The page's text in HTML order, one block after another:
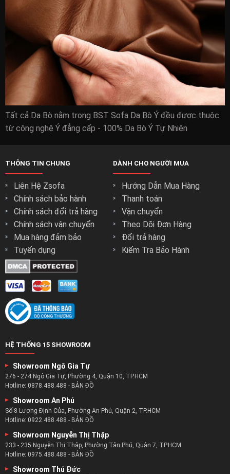
Mua sofa da bò nhập khẩu chất lượng cao cho
phòng khách:
khách được những người thợ tốt nhất của zSofa thiết kế
Là doanh nghiệp sử dụng những nguyên vật liệu cao cấp
nhất từ những nguồn cung cấp uy tín.
Đây là sự đảm bảo cho sản phẩm của zSofa có độ bền và
chất lượng đến từng chi tiết nhỏ nhất để khách hàng an
tâm.
Với những phương pháp làm sofa da bò nhập khẩu tiên tiến
và hiệu quả nhất để tăng chất lượng cho ghế.
Kết hợp với đó là hệ thống máy móc hiện đại với năng suất
và độ chính xác cao trong mọi khâu.
Đảm bảo tạo nên cho khách hàng những sản phẩm ghế
sofa chất lượng nhất.
và kĩ năng được đào tạo để làm những bộ ghế sofa cho
Khi đó bất cứ chiếc sofa da bò nhập khẩu nào khách hàng
chọn tại zSofa thì yếu tố chất lượng cũng luôn được đảm
bảo.
Tất cả Da Bò nằm trong BST Sofa Da Bò Ý đều được thuộc
từ công nghệ Ý đẳng cấp - 100% Da Bò Ý Tự Nhiên
THÔNG TIN CHUNG
Liên Hệ Zsofa
Chính sách bảo hành
Chính sách đổi trả hàng
Chính sách vận chuyển
Mua hàng đảm bảo
Tuyển dụng
DÀNH CHO NGƯỜI MUA
Hướng Dẫn Mua Hàng
Thanh toán
Vận chuyển
Theo Dõi Đơn Hàng
Đổi trả hàng
Kiểm Tra Bảo Hành
HỆ THỐNG 15 SHOWROOM
Showroom Ngô Gia Tự
276 - 274 Ngô Gia Tự, Phường 4, Quận 10, TP.HCM
Hotline: 0878.488.488 - BẢN ĐỒ
Showroom An Phú
Số 8 Lương Định Của, Phường An Phú, Quận 2, TP.HCM
Hotline: 0922.488.488 - BẢN ĐỒ
Showroom Nguyễn Thị Thập
233 - 235 Nguyễn Thị Thập, Phường Tân Phú, Quận 7, TP.HCM
Hotline: 0975.488.488 - BẢN ĐỒ
Showroom Thủ Đức